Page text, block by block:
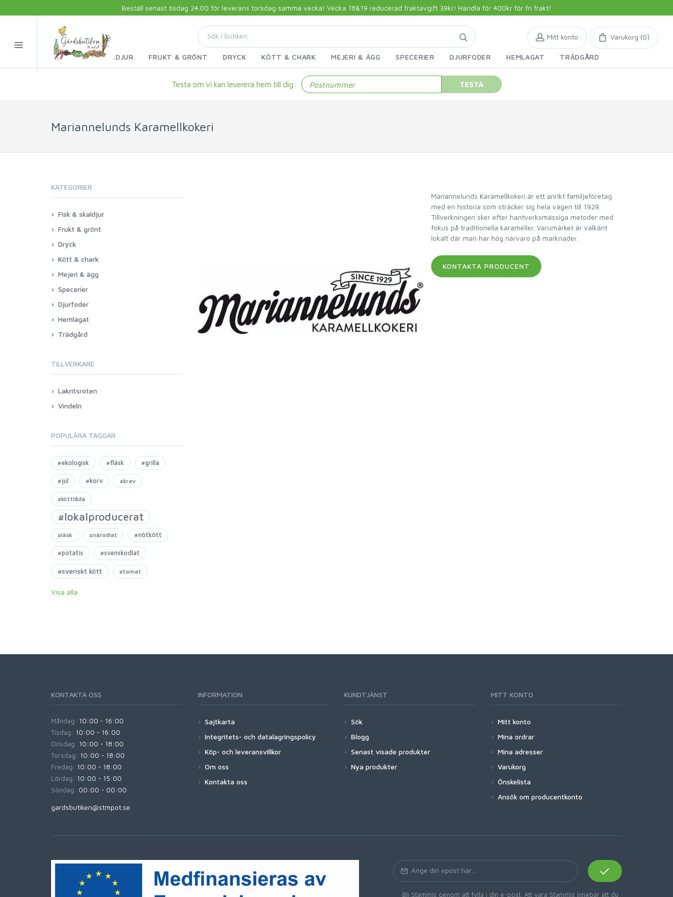
Beställ senast tisdag 24.00 för leverans torsdag samma vecka! Vecka 18&19 reducerad fraktavgift 39kr! Handla för 400kr för fri frakt!
FISK & SKALDJUR FRUKT & GRÖNT DRYCK KÖTT & CHARK MEJERI & ÄGG SPECERIER DJURFODER HEMLAGAT TRÄDGÅRD
Mitt konto Varukorg (0)
Testa om vi kan leverera hem till dig: TESTA
Mariannelunds Karamellkokeri
Mariannelunds Karamellkokeri är ett anrikt familjeföretag
med en historia som sträcker sig hela vägen till 1929.
Tillverkningen sker efter hantverksmässiga metoder med
fokus på traditionella karameller. Varumärket är välkänt
lokalt där man har hög närvaro på marknader.
KATEGORIER
Fisk & skaldjur
Frukt & grönt
Dryck
Kött & chark
Mejeri & ägg
Specerier
Djurfoder
Hemlagat
Trädgård
TILLVERKARE
Lakritsroten
Vindeln
POPULÄRA TAGGAR
#ekologisk #fläsk #grilla
#jul #korv #krav
#köttlåda
#lokalproducerat
#läsk #närodlat #nötkött
#potatis #svenskodlat
#svenskt kött #tomat
Visa alla
KONTAKTA OSS
Måndag: 10:00 - 16:00
Tisdag: 10:00 - 16:00
Onsdag: 10:00 - 18:00
Torsdag: 10:00 - 18:00
Fredag: 10:00 - 18:00
Lördag: 10:00 - 15:00
Söndag: 00:00 - 00:00
gardsbutiken@stmpot.se
INFORMATION
Sajtkarta
Integritets- och datalagringspolicy
Köp- och leveransvillkor
Om oss
Kontakta oss
KUNDTJÄNST
Sök
Blogg
Senast visade produkter
Nya produkter
MITT KONTO
Mitt konto
Mina ordrar
Mina adresser
Varukorg
Önskelista
Ansök om producentkonto
Bli Stammis genom att fylla i din e-post. Att vara Stammis innebär att du